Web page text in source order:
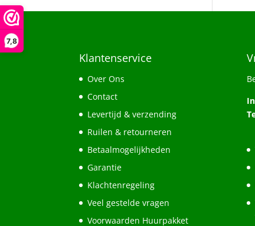
7,8
Klantenservice
Over Ons
Contact
Levertijd & verzending
Ruilen & retourneren
Betaalmogelijkheden
Garantie
Klachtenregeling
Veel gestelde vragen
Voorwaarden Huurpakket